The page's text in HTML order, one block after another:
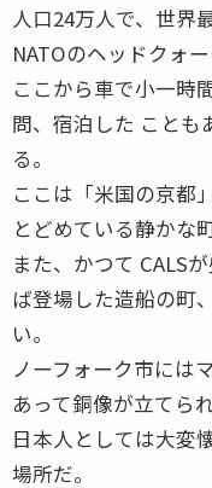
人口24万人で、世界
NATOのヘッドクォ
ここから車で小一時
問、宿泊した ことも
る。
ここは「米国の京都
とどめている静かな
また、かつて CALS
ば登場した造船の町
い。
ノーフォーク市には
あって銅像が立てら
日本人としては大変
場所だ。